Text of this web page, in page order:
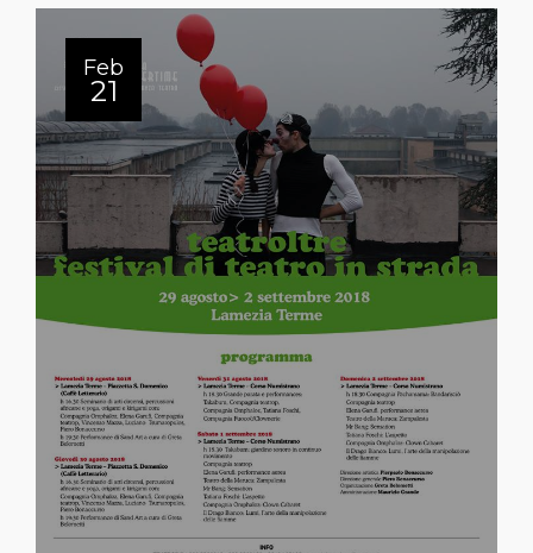
Feb
21